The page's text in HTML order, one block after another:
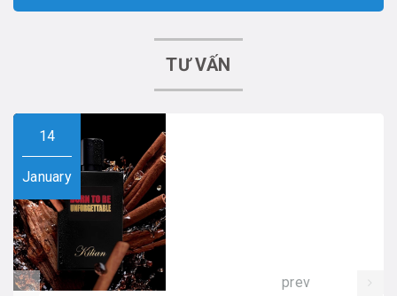
TƯ VẤN
14
January
prev